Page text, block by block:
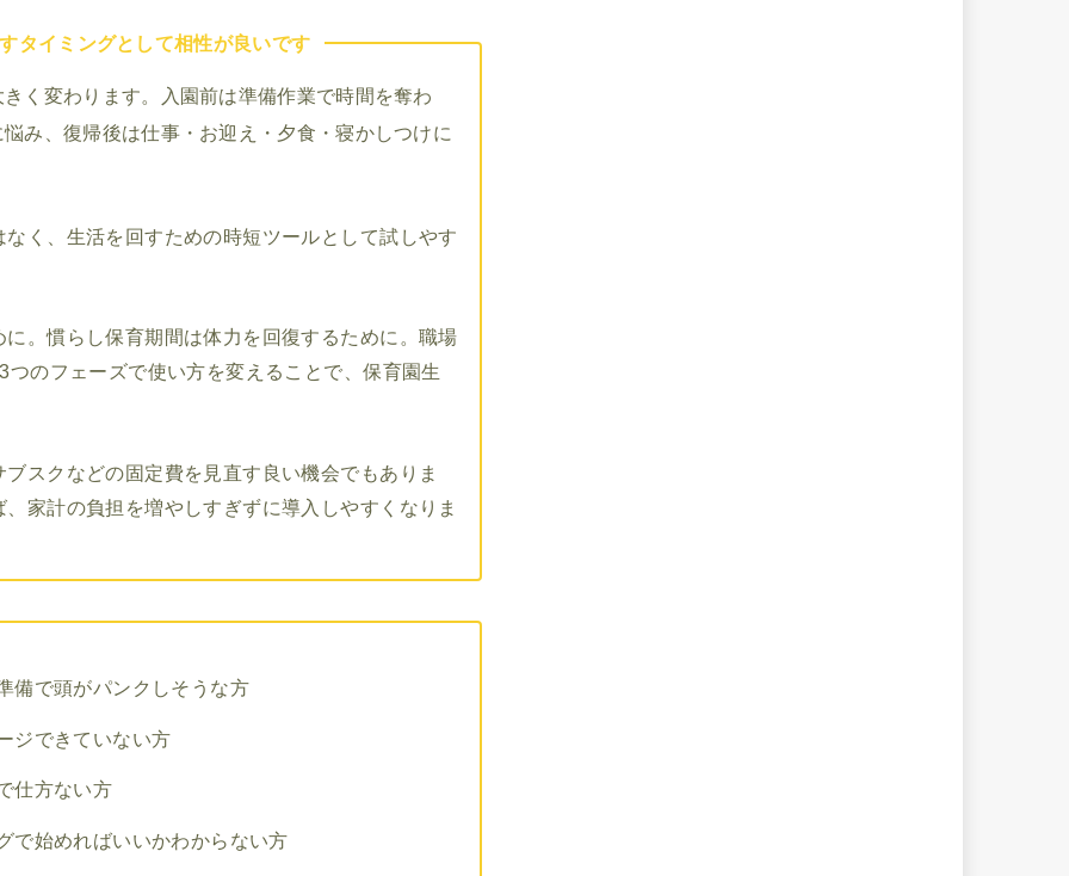
タイミングとして相性が良いです
く変わります。入園前は準備作業で時間を奪わ
み、復帰後は仕事・お迎え・夕食・寝かしつけに
く、生活を回すための時短ツールとして試しやす
。慣らし保育期間は体力を回復するために。職場
のフェーズで使い方を変えることで、保育園生
スクなどの固定費を見直す良い機会でもありま
家計の負担を増やしすぎずに導入しやすくなりま
備で頭がパンクしそうな方
ジできていない方
仕方ない方
で始めればいいかわからない方